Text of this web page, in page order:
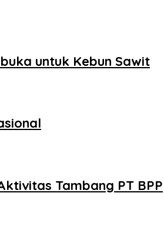
untuk Kebun Sawit
Tambang PT BPP